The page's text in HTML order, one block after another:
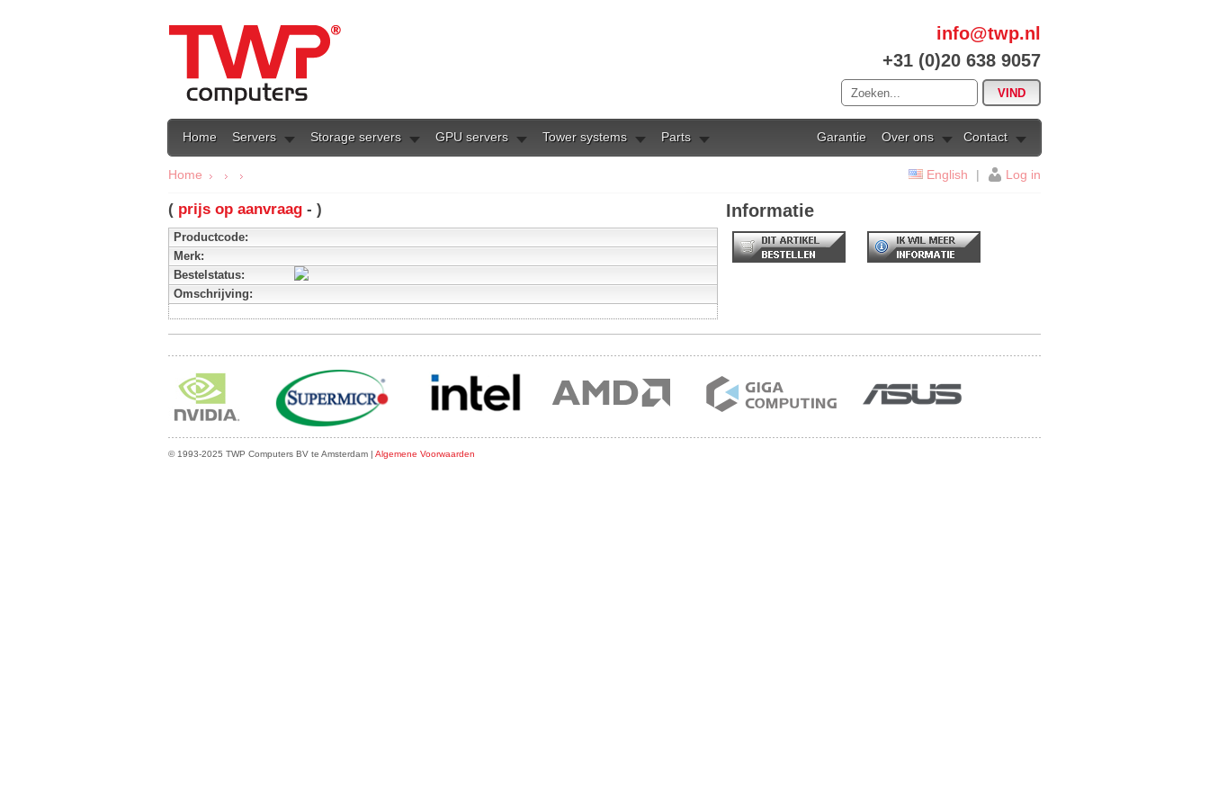
info@twp.nl
+31 (0)20 638 9057
Home Servers Storage servers GPU servers Tower systems Parts Contact
Over ons
Garantie
Home English | Log in
( prijs op aanvraag - )
Productcode:
Merk:
Bestelstatus:
Omschrijving:
Informatie
© 1993-2025 TWP Computers BV te Amsterdam | Algemene Voorwaarden